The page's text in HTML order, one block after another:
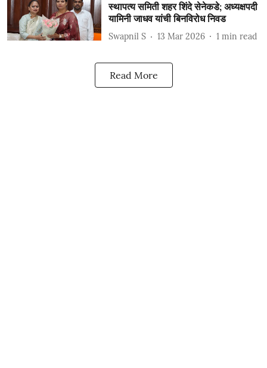
स्थापत्य समिती शहर शिंदे सेनेकडे; अध्यक्षपदी
यामिनी जाधव यांची बिनविरोध निवड
Swapnil S 13 Mar 2026 1 min read
Read More